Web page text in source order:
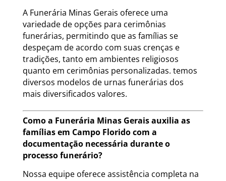
A Funerária Minas Gerais oferece uma
variedade de opções para cerimônias
funerárias, permitindo que as famílias se
despeçam de acordo com suas crenças e
tradições, tanto em ambientes religiosos
quanto em cerimônias personalizadas. temos
diversos modelos de urnas funerárias dos
mais diversificados valores.
Como a Funerária Minas Gerais auxilia as
famílias em Campo Florido com a
documentação necessária durante o
processo funerário?
Nossa equipe oferece assistência completa na